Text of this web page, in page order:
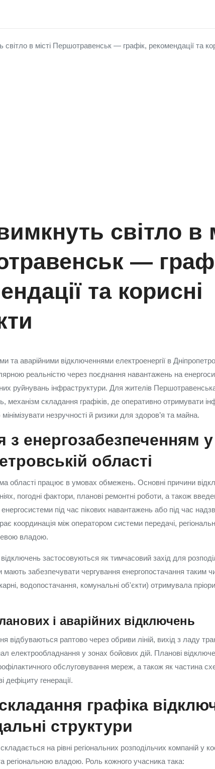
світло в місті Першотравенськ — графік, рекомендації та
світло в
—
та корисні
та аварійними відключеннями електроенергії в
реальністю через поєднання навантажень на
руйнувань інфраструктури. Для жителів
механізм складання графіків, де оперативно отримувати
незручності й ризики для здоров’я та майна.
з енергозабезпеченням у
області
області працює в умовах обмежень. Основні причини
погодні фактори, планові ремонтні роботи, а також
енергосистеми під час пікових навантажень або під час
координація між оператором системи передачі,
владою.
відключень застосовуються як тимчасовий захід для
мають забезпечувати чергування енергопостачання таким
водопостачання, комунальні об'єкти) отримувала
і аварійних відключень
відбуваються раптово через обриви ліній, вихід з ладу
електрообладнання у зонах бойових дій. Планові
обслуговування мереж, а також як частина
дефіциту генерації.
графіка
структури
на рівні регіональних розподільчих компаній у
регіональною владою. Роль кожного учасника така: